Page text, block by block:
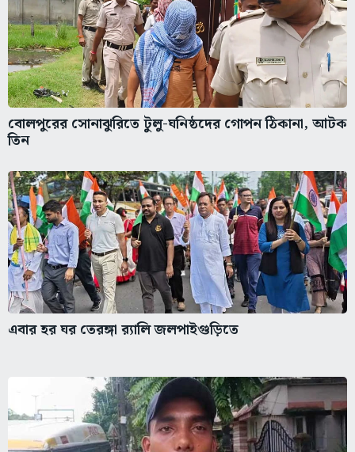
বোলপুরের সোনাঝুরিতে টুলু-ঘনিষ্ঠদের গোপন ঠিকানা, আটক
তিন
এবার হর ঘর তেরঙ্গা র‌্যালি জলপাইগুড়িতে